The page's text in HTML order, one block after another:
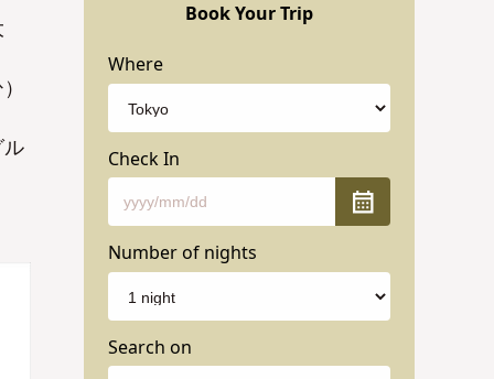
Book Your Trip
Where
Check In
Number of nights
Search on